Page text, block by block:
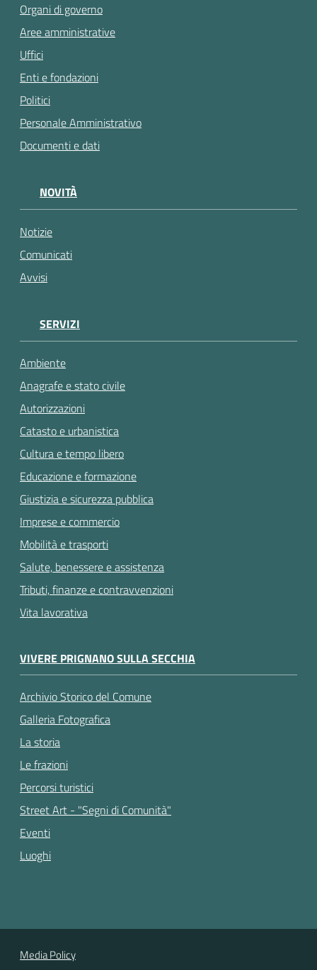
Organi di governo
Aree amministrative
Uffici
Enti e fondazioni
Politici
Personale Amministrativo
Documenti e dati
NOVITÀ
Notizie
Comunicati
Avvisi
SERVIZI
Ambiente
Anagrafe e stato civile
Autorizzazioni
Catasto e urbanistica
Cultura e tempo libero
Educazione e formazione
Giustizia e sicurezza pubblica
Imprese e commercio
Mobilità e trasporti
Salute, benessere e assistenza
Tributi, finanze e contravvenzioni
Vita lavorativa
VIVERE PRIGNANO SULLA SECCHIA
Archivio Storico del Comune
Galleria Fotografica
La storia
Le frazioni
Percorsi turistici
Street Art - "Segni di Comunità"
Eventi
Luoghi
Media Policy